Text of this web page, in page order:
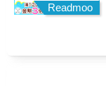
Readmoo